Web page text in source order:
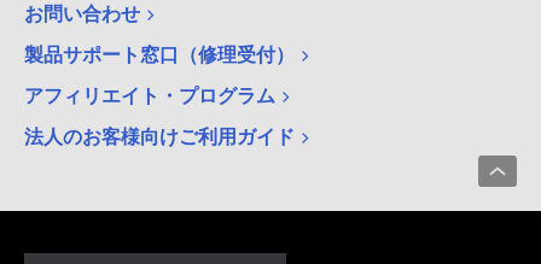
お問い合わせ
製品サポート窓口（修理受付）
アフィリエイト・プログラム
法人のお客様向けご利用ガイド